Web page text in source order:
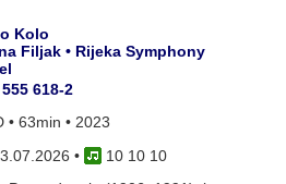
Kolo
Filjak • Rijeka Symphony
618-2
• 63min • 2023
•
10 10 10